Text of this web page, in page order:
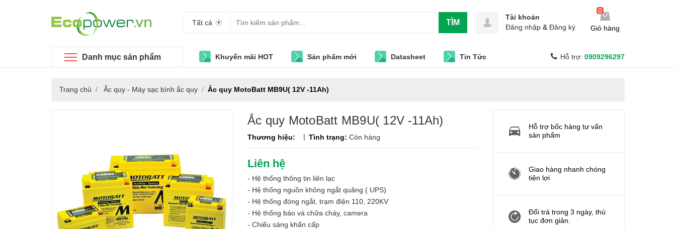
Tất cả TÌM
0
Giỏ hàng
Tài khoản
Đăng nhập & Đăng ký
Danh mục sản phẩm Khuyến mãi HOT Sản phẩm mới Datasheet Tin Tức Hỗ trợ: 0909296297
Trang chủ Ắc quy - Máy sạc bình ắc quy Ắc quy MotoBatt MB9U( 12V -11Ah)
Ắc quy MotoBatt MB9U( 12V -11Ah)
Thương hiệu: | Tình trạng: Còn hàng
Liên hệ
- Hệ thống thông tin liên lạc
- Hệ thống nguồn không ngắt quăng ( UPS)
- Hệ thống đóng ngắt, trạm điện 110, 220KV
- Hệ thống báo và chữa cháy, camera
- Chiếu sáng khẩn cấp
Hỗ trợ bốc hàng tư vấn
sản phẩm
Giao hàng nhanh chóng
tiện lợi
Đổi trả trong 3 ngày, thủ
tục đơn giản.